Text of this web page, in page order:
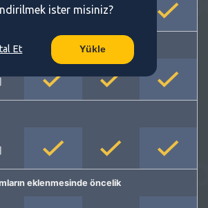
eklenmesinde öncelik
ister misiniz?
Et Yükle